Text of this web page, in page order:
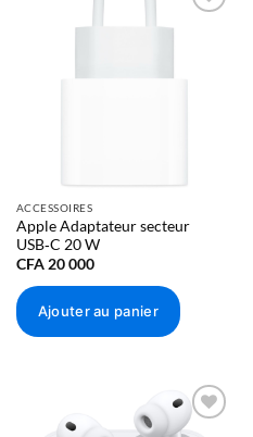
ACCESSOIRES
Apple Adaptateur secteur
USB‑C 20 W
CFA20 000
Ajouter au panier
Ajouter